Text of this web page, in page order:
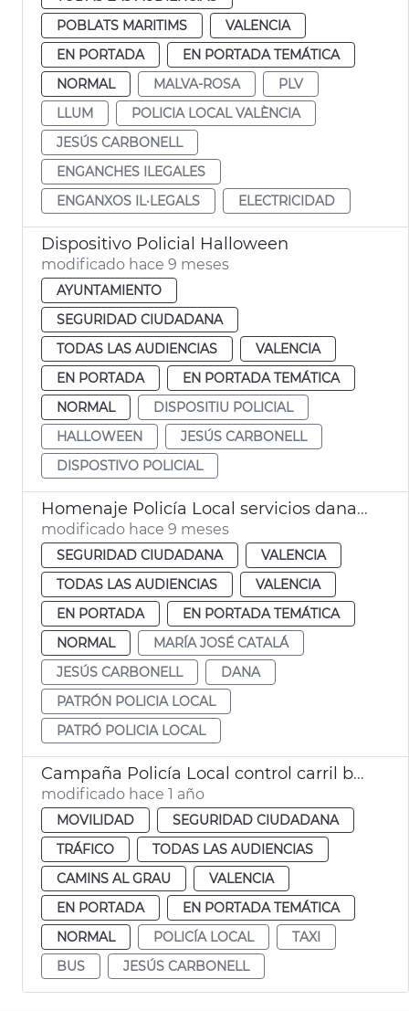
POBLATS MARITIMS
VALENCIA
EN PORTADA
EN PORTADA TEMÁTICA
NORMAL
MALVA-ROSA
PLV
LLUM
POLICIA LOCAL VALÈNCIA
JESÚS CARBONELL
ENGANCHES ILEGALES
ENGANXOS IL·LEGALS
ELECTRICIDAD
Dispositivo Policial Halloween
modificado hace 9 meses
AYUNTAMIENTO
SEGURIDAD CIUDADANA
TODAS LAS AUDIENCIAS
VALENCIA
EN PORTADA
EN PORTADA TEMÁTICA
NORMAL
DISPOSITIU POLICIAL
HALLOWEEN
JESÚS CARBONELL
DISPOSTIVO POLICIAL
Homenaje Policía Local servicios dana València
modificado hace 9 meses
SEGURIDAD CIUDADANA
VALENCIA
TODAS LAS AUDIENCIAS
VALENCIA
EN PORTADA
EN PORTADA TEMÁTICA
NORMAL
MARÍA JOSÉ CATALÁ
JESÚS CARBONELL
DANA
PATRÓN POLICIA LOCAL
PATRÓ POLICIA LOCAL
Campaña Policía Local control carril bus taxi
modificado hace 1 año
MOVILIDAD
SEGURIDAD CIUDADANA
TRÁFICO
TODAS LAS AUDIENCIAS
CAMINS AL GRAU
VALENCIA
EN PORTADA
EN PORTADA TEMÁTICA
NORMAL
POLICÍA LOCAL
TAXI
BUS
JESÚS CARBONELL